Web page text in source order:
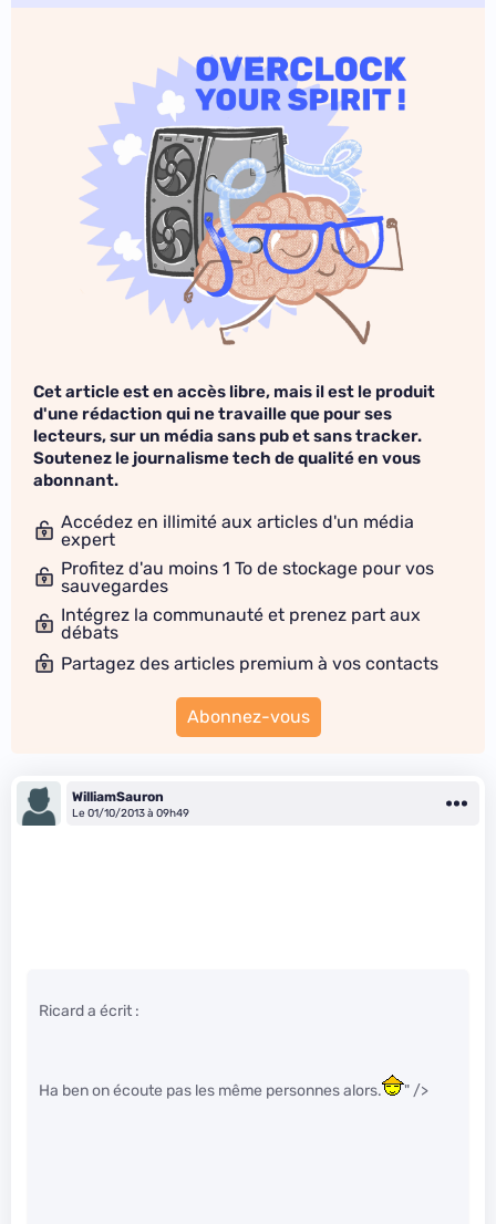
Cet article est en accès libre, mais il est le produit
d'une rédaction qui ne travaille que pour ses
lecteurs, sur un média sans pub et sans tracker.
Soutenez le journalisme tech de qualité en vous
abonnant.
Accédez en illimité aux articles d'un média
expert
Profitez d'au moins 1 To de stockage pour vos
sauvegardes
Intégrez la communauté et prenez part aux
débats
Partagez des articles premium à vos contacts
Abonnez-vous
WilliamSauron
Le 01/10/2013 à 09h49
Ricard a écrit :
Ha ben on écoute pas les même personnes alors. " />